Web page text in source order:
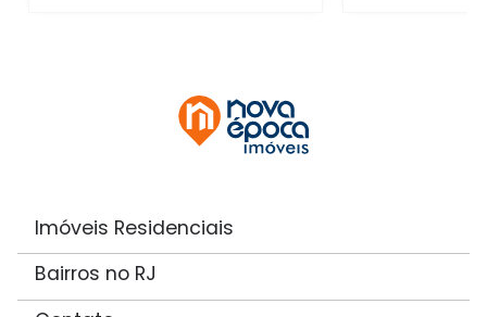
Imóveis Residenciais
Bairros no RJ